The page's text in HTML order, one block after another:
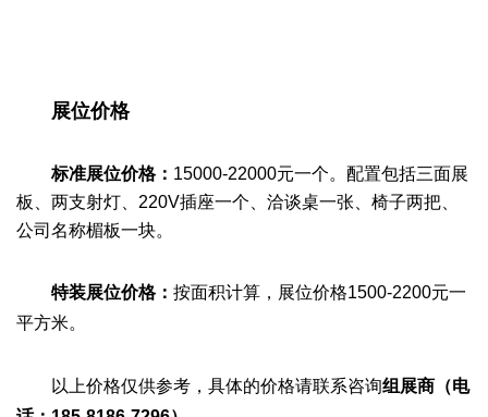
展位价格
标准展位价格： 15000-22000元一个。配置包括三面展
板、两支射灯、220V插座一个、洽谈桌一张、椅子两把、
公司名称楣板一块。
特装展位价格： 按面积计算 ，展位价格1500-2200元一
平方米。
以上价格仅供参考，具体的价格请联系咨询组展商（电